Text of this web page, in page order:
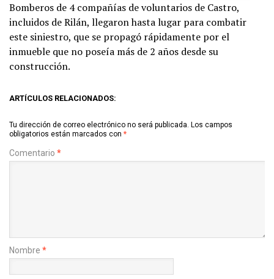
Bomberos de 4 compañías de voluntarios de Castro,
incluidos de Rilán, llegaron hasta lugar para combatir
este siniestro, que se propagó rápidamente por el
inmueble que no poseía más de 2 años desde su
construcción.
ARTÍCULOS RELACIONADOS:
Tu dirección de correo electrónico no será publicada. Los campos
obligatorios están marcados con *
Comentario *
Nombre *